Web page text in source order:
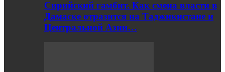
Сирийский гамбит. Как смена власти в
Дамаске отразится на Таджикистане и
Центральной Азии…